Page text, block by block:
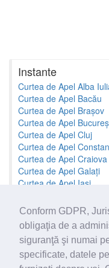
Conform GDPR,
obligaţia de a
siguranţă şi numai
specificate, datele
Instante
Curtea de Apel Alba
Curtea de Apel Bacău
Curtea de Apel Brașov
Curtea de Apel
Curtea de Apel Cluj
Curtea de Apel
Curtea de Apel Craiova
Curtea de Apel Galați
Curtea de Apel Iași
Toate instantele